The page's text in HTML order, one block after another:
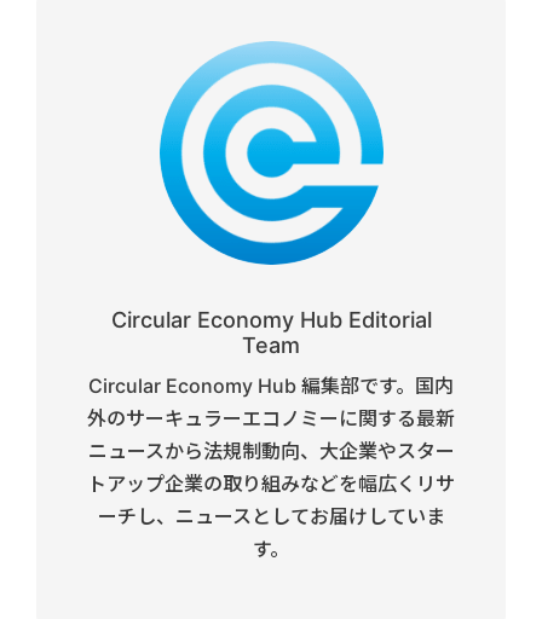
Circular Economy Hub Editorial
Team
Circular Economy Hub 編集部です。国内
外のサーキュラーエコノミーに関する最新
ニュースから法規制動向、大企業やスター
トアップ企業の取り組みなどを幅広くリサ
ーチし、ニュースとしてお届けしていま
す。